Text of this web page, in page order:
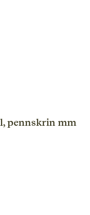
pennskrin mm